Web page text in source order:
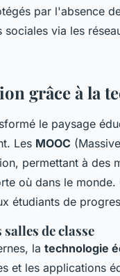
par l'absence
via les
grâce à la
le paysage
Les MOOC
permettant à des
où dans le
étudiants de
de classe
la technologie
et les applications